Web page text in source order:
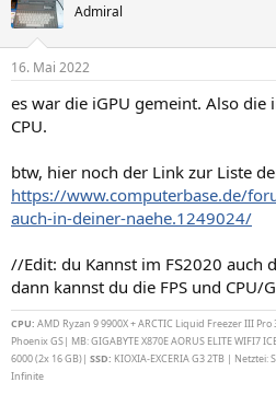
Admiral
16. Mai 2022
es war die iGPU gemeint. Also
CPU.
btw, hier noch der Link zur Liste
https://www.computerbase.de/
auch-in-deiner-naehe.1249024/
//Edit: du Kannst im FS2020 auch
dann kannst du die FPS und CPU/
CPU: AMD Ryzan 9 9900X + ARCTIC Liquid Freezer III Pro
Phoenix GS| MB: GIGABYTE X870E AORUS ELITE WIFI7
6000 (2x 16 GB)| SSD: KIOXIA-EXCERIA G3 2TB | Netztei:
Infinite